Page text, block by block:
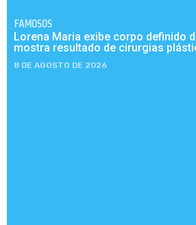
FAMOSOS
Lorena Maria exibe corpo definido
mostra resultado de cirurgias
8 DE AGOSTO DE 2026